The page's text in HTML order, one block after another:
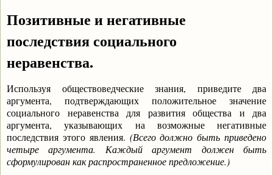
Позитивные и негативные
последствия социального
неравенства.
Используя обществоведческие знания, приведите два
аргумента, подтверждающих положительное значение
социального неравенства для развития общества и два
аргумента, указывающих на возможные негативные
последствия этого явления. (Всего должно быть приведено
четыре аргумента. Каждый аргумент должен быть
сформулирован как распространенное предложение.)